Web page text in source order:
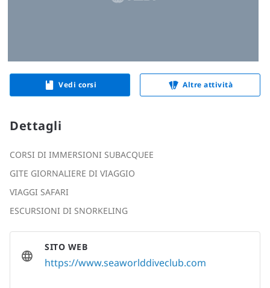
Vedi corsi Altre attività
Dettagli
CORSI DI IMMERSIONI SUBACQUEE
GITE GIORNALIERE DI VIAGGIO
VIAGGI SAFARI
ESCURSIONI DI SNORKELING
SITO WEB
https://www.seaworlddiveclub.com